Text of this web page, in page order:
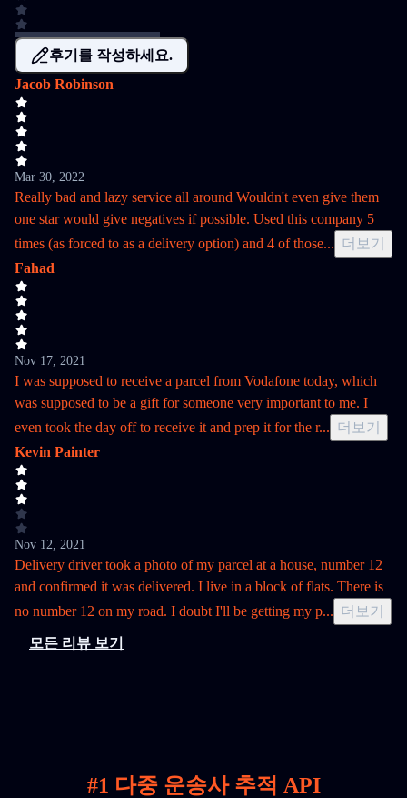
후기를 작성하세요.
Jacob Robinson
Mar 30, 2022
Really bad and lazy service all around Wouldn't even give them
one star would give negatives if possible. Used this company 5
times (as forced to as a delivery option) and 4 of those... 더보기
Fahad
Nov 17, 2021
I was supposed to receive a parcel from Vodafone today, which
was supposed to be a gift for someone very important to me. I
even took the day off to receive it and prep it for the r... 더보기
Kevin Painter
Nov 12, 2021
Delivery driver took a photo of my parcel at a house, number 12
and confirmed it was delivered. I live in a block of flats. There is
no number 12 on my road. I doubt I'll be getting my p... 더보기
모든 리뷰 보기
#1 다중 운송사 추적 API